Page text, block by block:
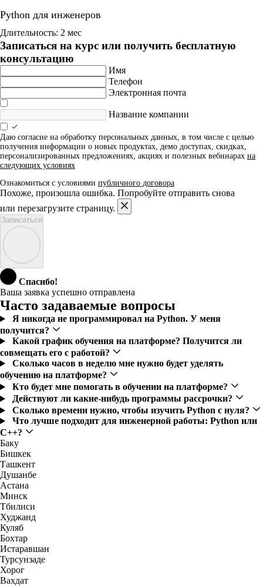
Python для инженеров
Длительность: 2 мес
Записаться на курс или получить бесплатную
консультацию
Имя
Телефон
Электронная почта
Название компании
Даю согласие на обработку персональных данных, в том числе с целью
получения информации о новых продуктах, демо доступах, скидках,
персонализированных предложениях, акциях и полезных вебинарах на
следующих условиях
Ознакомиться с условиями публичного договора
Похоже, произошла ошибка. Попробуйте отправить снова
или перезагрузите страницу.
Записаться
Спасибо!
Ваша заявка успешно отправлена
Часто задаваемые вопросы
Я никогда не программировал на Python. У меня
получится?
Какой график обучения на платформе? Получится ли
совмещать его с работой?
Сколько часов в неделю мне нужно будет уделять
обучению на платформе?
Кто будет мне помогать в обучении на платформе?
Действуют ли какие-нибудь программы рассрочки?
Сколько времени нужно, чтобы изучить Python с нуля?
Что лучше подходит для инженерной работы: Python или
C++?
Баку
Бишкек
Ташкент
Душанбе
Астана
Минск
Тбилиси
Худжанд
Куляб
Бохтар
Истаравшан
Турсунзаде
Хорог
Вахдат